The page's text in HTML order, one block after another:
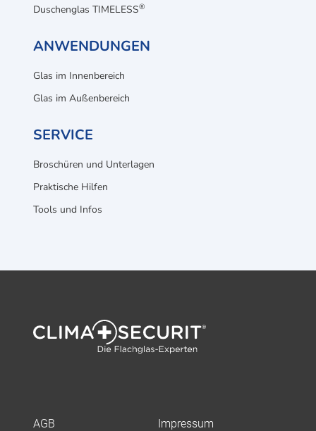
Duschenglas TIMELESS®
ANWENDUNGEN
Glas im Innenbereich
Glas im Außenbereich
SERVICE
Broschüren und Unterlagen
Praktische Hilfen
Tools und Infos
AGB Impressum